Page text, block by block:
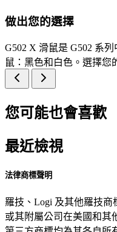
做出您的選擇
G502 X 滑鼠是 G502 系
鼠：黑色和白色。選擇您
您可能也會喜歡
最近檢視
法律商標聲明
羅技、Logi 及其他羅技商
或其附屬公司在美國和其